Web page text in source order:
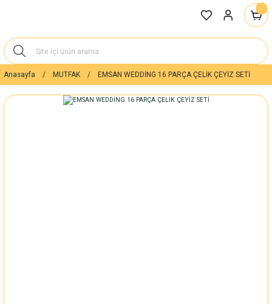
Anasayfa MUTFAK EMSAN WEDDİNG 16 PARÇA ÇELİK ÇEYİZ SETİ